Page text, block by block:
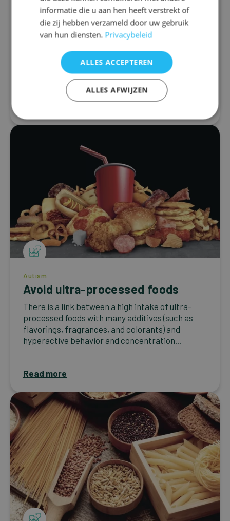
Sulfur-rich foods for effective
detoxification
A good detoxification of all kinds of toxic
substances is important for everyone, but for
people with autism it is an absolute must, as they
often naturally (genetically) or due to...
Autism
Avoid ultra-processed foods
There is a link between a high intake of ultra-
processed foods with many additives (such as
flavorings, fragrances, and colorants) and
hyperactive behavior and concentration...
Read more
informatie die u aan hen heeft verstrekt of
die zij hebben verzameld door uw gebruik
van hun diensten. Privacybeleid
ALLES ACCEPTEREN
ALLES AFWIJZEN